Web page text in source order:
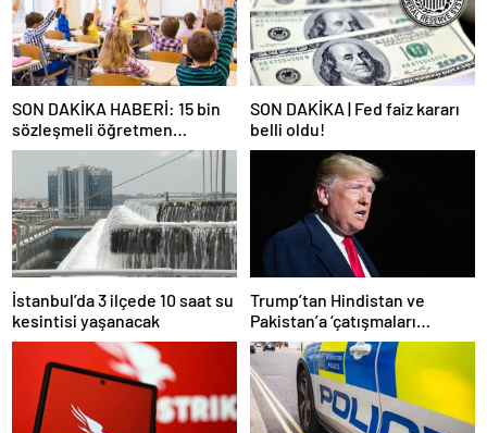
SON DAKİKA HABERİ: 15 bin
sözleşmeli öğretmen
atamasında sözlü sınava hak
kazanan adaylar açıklandı
SON DAKİKA | Fed faiz kararı
belli oldu!
İstanbul’da 3 ilçede 10 saat su
kesintisi yaşanacak
Trump’tan Hindistan ve
Pakistan’a ‘çatışmaları
durdurun’ çağrısı